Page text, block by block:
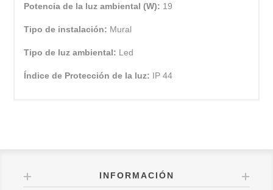
Potencia de la luz ambiental (W): 19
Tipo de instalación: Mural
Tipo de luz ambiental: Led
Índice de Protección de la luz: IP 44
INFORMACIÓN